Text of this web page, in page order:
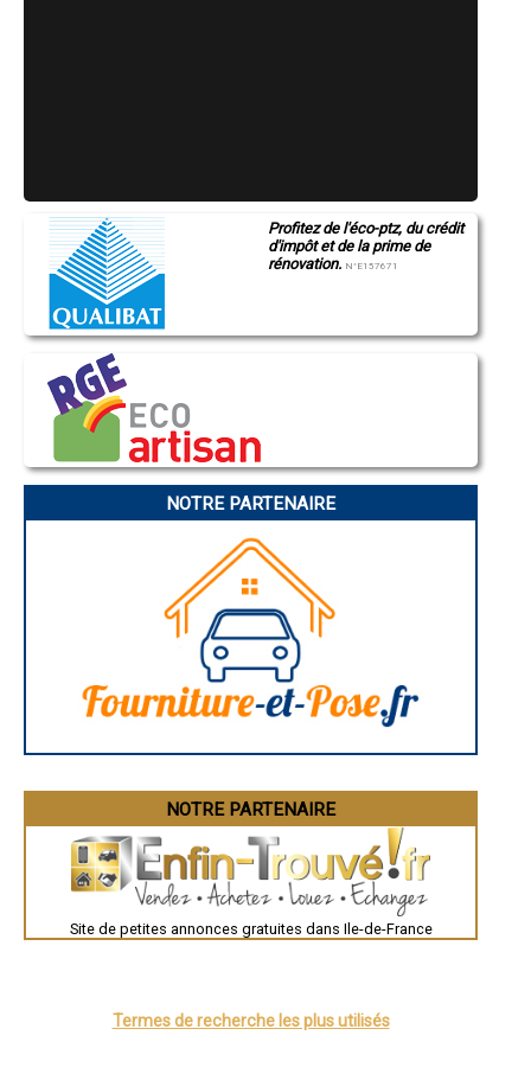
Profitez de l'éco-ptz, du crédit
d'impôt et de la prime de
rénovation. N°E157671
NOTRE PARTENAIRE
NOTRE PARTENAIRE
Site de petites annonces gratuites dans Ile-de-France
Termes de recherche les plus utilisés